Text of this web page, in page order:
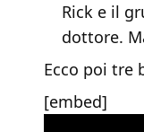
Rick e il
dottore.
Ecco poi tre
[embed]